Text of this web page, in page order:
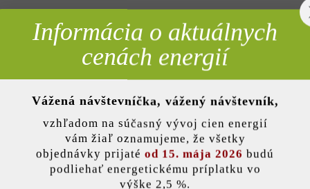
Pridať
Opis produktu
špeciálne jej farebné hrany – bočné plochy tak predstavujú pekné
na terasy alebo do okolia bazénov. Pýtate sa, čím sa odlišuje od
hranou možno skombinovať s mnohými produktmi s drsným
pre liate platne brúsením a fazetovaním bočných plôch, vďaka
dotyk.
Informácia o aktuálnych
cenách energií
Vážená návštevníčka, vážený návštevník,
vzhľadom na súčasný vývoj cien energií
vám žiaľ oznamujeme, že všetky
objednávky prijaté od 15. mája 2026 budú
podliehať energetickému príplatku vo
výške 2,5 %.